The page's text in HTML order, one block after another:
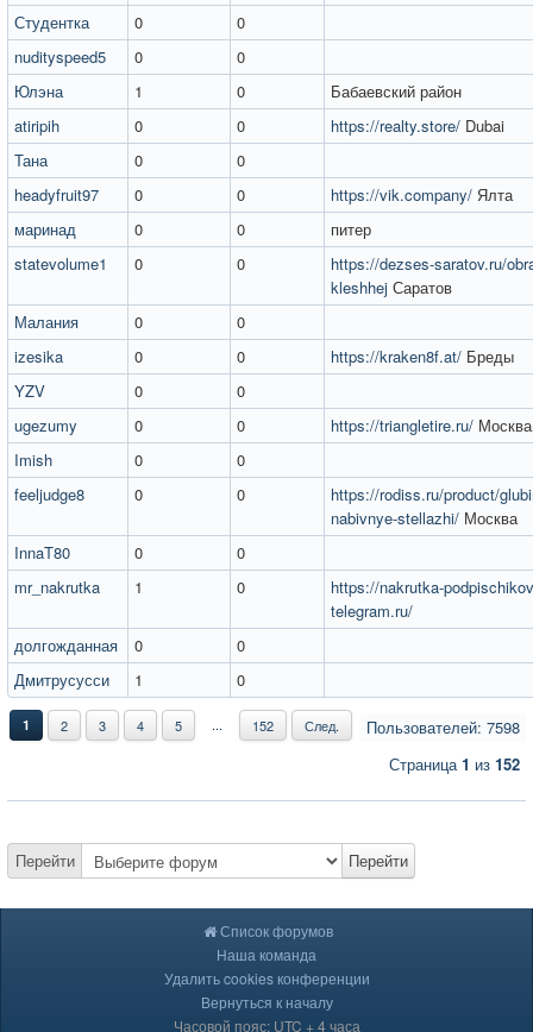
Студентка
0
0
nudityspeed5
0
0
Юлэна
1 0
Бабаевский район
atiripih
0 0 https://realty.store/ Dubai
Тана
0
0
headyfruit97
0 0 https://vik.company/ Ялта
маринад
0 0
питер
statevolume1
0 0
https://dezses-saratov.ru/
kleshhej Саратов
Малания
0
0
izesika
0 0 https://kraken8f.at/ Бреды
YZV
0
0
ugezumy
0 0 https://triangletire.ru/ Москва
Imish
0
0
feeljudge8
0 0
https://rodiss.ru/product/
nabivnye-stellazhi/ Москва
InnaT80
0
0
mr_nakrutka
1 0
https://nakrutka-
telegram.ru/
долгожданная
0
0
Дмитрусусси
1 0
Пользователей: 7598
1 2 3 4 5 ... 152 След.
Страница1 из 152
Перейти Перейти
Список форумов
Наша команда
Удалить cookies конференции
Вернуться к началу
Часовой пояс: UTC + 4 часа